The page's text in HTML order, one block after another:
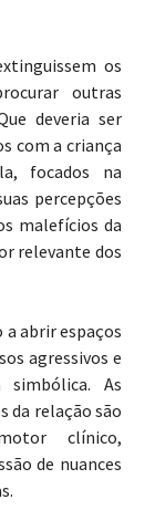
os
outras
deveria ser
com a criança
focados na
percepções
malefícios da
relevante dos
abrir espaços
agressivos e
As
da relação são
clínico,
de nuances